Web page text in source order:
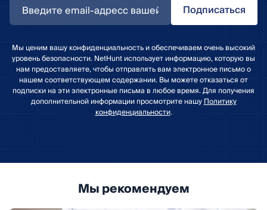
Подписаться
Мы ценим вашу конфиденциальность и обеспечиваем очень высокий
уровень безопасности. NetHunt использует информацию, которую вы
нам предоставляете, чтобы отправлять вам электронное письмо о
нашем соответствующем содержании. Вы можете отказаться от
подписки на эти электронные письма в любое время. Для получения
дополнительной информации просмотрите нашуПолитику
конфиденциальности.
Мы рекомендуем